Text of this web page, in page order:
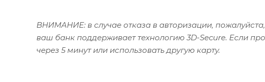
ВНИМАНИЕ: в случае отказа в авторизации, пожалуйста,
ваш банк поддерживает технологию 3D-Secure. Если
через 5 минут или использовать другую карту.